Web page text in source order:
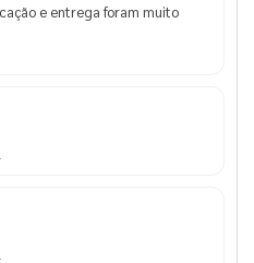
e entrega foram muito